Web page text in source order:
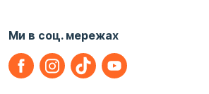
Ми в соц. мережах